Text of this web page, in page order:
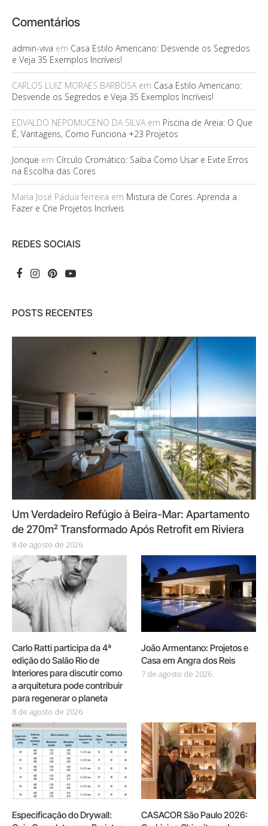
Comentários
admin-viva em Casa Estilo Americano: Desvende os Segredos
e Veja 35 Exemplos Incríveis!
CARLOS LUIZ MORAES BARBOSAem Casa Estilo Americano:
Desvende os Segredos e Veja 35 Exemplos Incríveis!
EDVALDO NEPOMUCENO DA SILVAem Piscina de Areia: O Que
É, Vantagens, Como Funciona +23 Projetos
Jonque em Círculo Cromático: Saiba Como Usar e Evite Erros
na Escolha das Cores
Maria José Pádua ferreira em Mistura de Cores: Aprenda a
Fazer e Crie Projetos Incríveis
REDES SOCIAIS
POSTS RECENTES
Um Verdadeiro Refúgio à Beira-Mar: Apartamento
de 270m² Transformado Após Retrofit em Riviera
8 de agosto de 2026
Carlo Ratti participa da 4ª
edição do Salão Rio de
Interiores para discutir como
a arquitetura pode contribuir
para regenerar o planeta
8 de agosto de 2026
João Armentano: Projetos e
Casa em Angra dos Reis
7 de agosto de 2026
Especificação do Drywall:
CASACOR São Paulo 2026: